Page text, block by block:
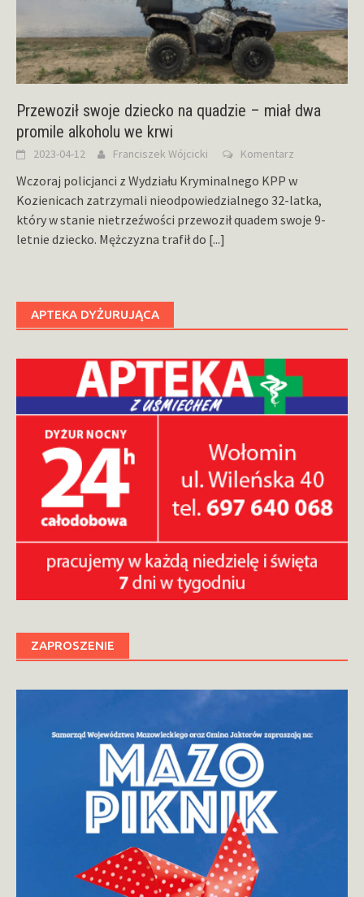
Przewoził swoje dziecko na quadzie – miał dwa
promile alkoholu we krwi
2023-04-12 Franciszek Wójcicki Komentarz
Wczoraj policjanci z Wydziału Kryminalnego KPP w
Kozienicach zatrzymali nieodpowiedzialnego 32-latka,
który w stanie nietrzeźwości przewoził quadem swoje 9-
letnie dziecko. Mężczyzna trafił do [...]
APTEKA DYŻURUJĄCA
ZAPROSZENIE